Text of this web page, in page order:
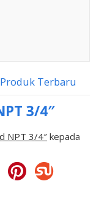
Produk Terbaru
3/4″
NPT 3/4″kepada